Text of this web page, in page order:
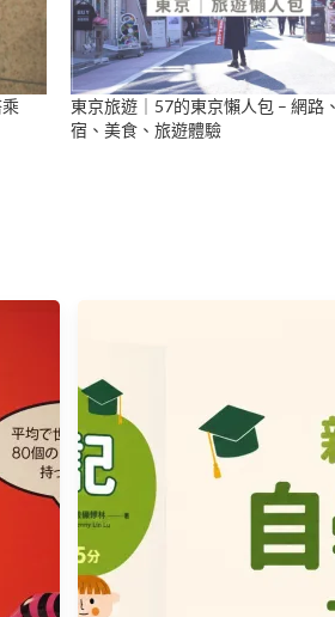
東京旅遊｜57的東京懶人包 – 網路
宿、美食、旅遊體驗